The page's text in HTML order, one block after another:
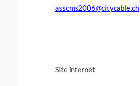
asscms2006@citycable.ch
Site internet